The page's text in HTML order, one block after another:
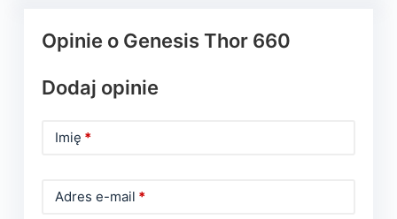
Opinie o Genesis Thor 660
Dodaj opinie
Imię *
Adres e-mail *